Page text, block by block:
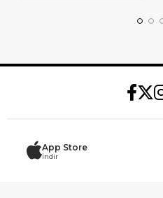
App Store
İndir